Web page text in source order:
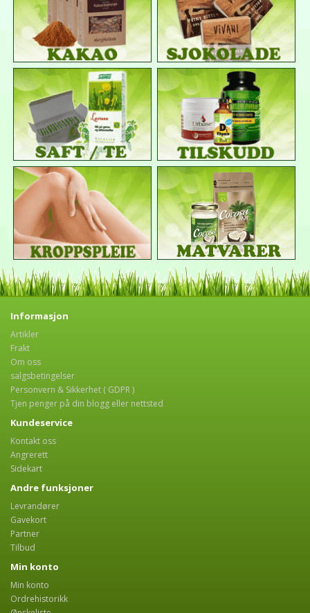
Informasjon
Artikler
Frakt
Om oss
salgsbetingelser
Personvern & Sikkerhet ( GDPR )
Tjen penger på din blogg eller nettsted
Kundeservice
Kontakt oss
Angrerett
Sidekart
Andre funksjoner
Levrandører
Gavekort
Partner
Tilbud
Min konto
Min konto
Ordrehistorikk